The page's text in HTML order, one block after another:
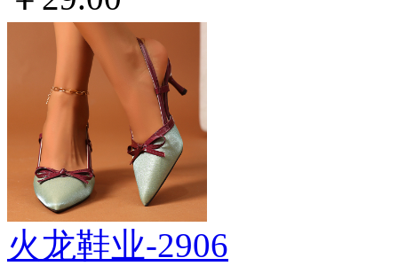
火龙鞋业-2906